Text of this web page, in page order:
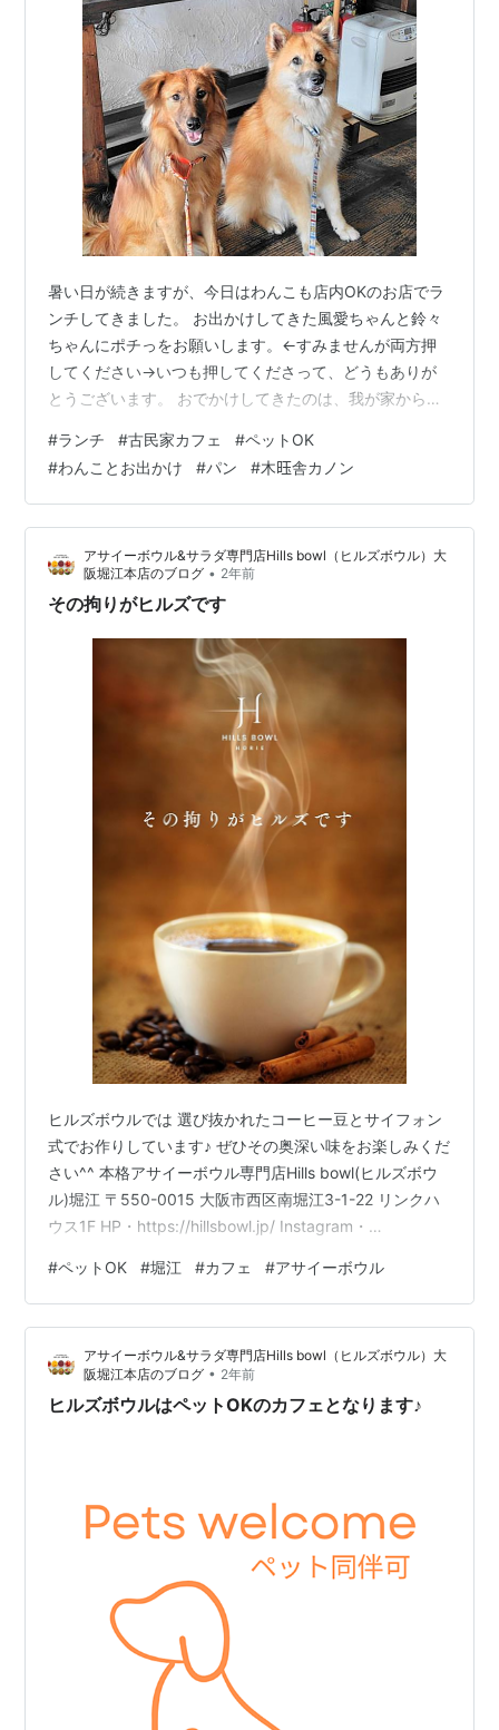
暑い日が続きますが、今日はわんこも店内OKのお店でラ
ンチしてきました。 お出かけしてきた風愛ちゃんと鈴々
ちゃんにポチっをお願いします。←すみませんが両方押
してください→いつも押してくださって、どうもありが
とうございます。 おでかけしてきたのは、我が家から車
https://mokuyosya.net/canon.html 以前、私は犬仲間に
連れてってもらったことがあったけれど、パパは初め
て。ここなら、店内もわんこOKだから、この暑い時期で
も安心して連れていくことができます。 犬連れ席は、予
約した方がいいと聞いていたので、出かける前に電話し
て確認。…
#ランチ #古民家カフェ #ペットOK
#わんことお出かけ #パン #木𫞂舎カノン
アサイーボウル&サラダ専門店Hills bowl（ヒルズボウル）大
阪堀江本店のブログ • 2年前
その拘りがヒルズです
ヒルズボウルでは 選び抜かれたコーヒー豆とサイフォン
式でお作りしています♪ ぜひその奥深い味をお楽しみくだ
さい^^ 本格アサイーボウル専門店Hills bowl(ヒルズボウ
ル)堀江 〒550-0015 大阪市西区南堀江3-1-22 リンクハ
ウス1F HP・https://hillsbowl.jp/ Instagram・
#ペットOK #堀江 #カフェ #アサイーボウル
アサイーボウル&サラダ専門店Hills bowl（ヒルズボウル）大
阪堀江本店のブログ • 2年前
ヒルズボウルはペットOKのカフェとなります♪